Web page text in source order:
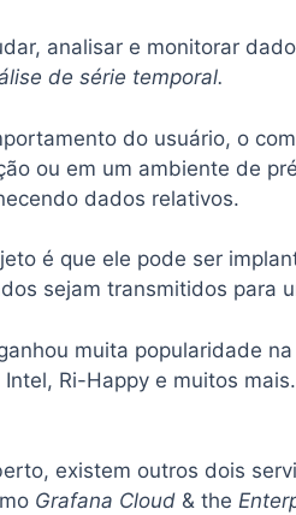
analisar e monitorar
de série temporal.
do usuário, o
ou em um ambiente de
dados relativos.
é que ele pode ser
sejam transmitidos para
muita popularidade
Intel, Ri-Happy e muitos
existem outros dois
Grafana Cloud & the